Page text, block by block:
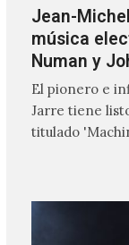
Jean-
música
Numan y
El pionero e
Jarre tiene
titulado